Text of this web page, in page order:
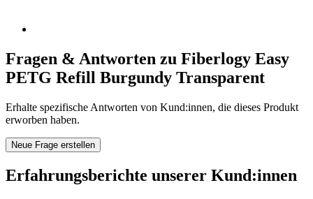
Fragen & Antworten zu Fiberlogy Easy
PETG Refill Burgundy Transparent
Erhalte spezifische Antworten von Kund:innen, die dieses Produkt
erworben haben.
Neue Frage erstellen
Erfahrungsberichte unserer Kund:innen